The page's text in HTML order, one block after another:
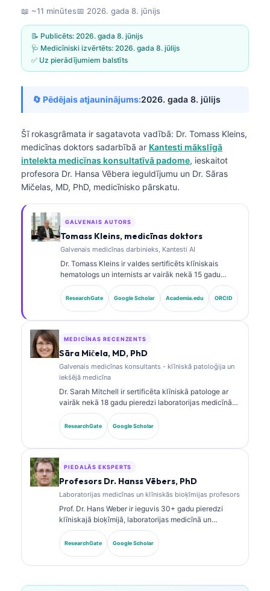
📖 ~11 minūtes📅 2026. gada 8. jūnijs
📝 Publicēts: 2026. gada 8. jūnijs
🩺 Medicīniski izvērtēts: 2026. gada 8. jūlijs
✅ Uz pierādījumiem balstīts
🔄 Pēdējais atjauninājums:2026. gada 8. jūlijs
Šī rokasgrāmata ir sagatavota vadībā: Dr. Tomass Kleins,
medicīnas doktors sadarbībā ar Kantesti mākslīgā
intelekta medicīnas konsultatīvā padome, ieskaitot
profesora Dr. Hansa Vēbera ieguldījumu un Dr. Sāras
Mičelas, MD, PhD, medicīnisko pārskatu.
GALVENAIS AUTORS
Tomass Kleins, medicīnas doktors
Galvenais medicīnas darbinieks, Kantesti AI
Dr. Tomass Kleins ir valdes sertificēts klīniskais
hematologs un internists ar vairāk nekā 15 gadu
pieredzi laboratorijas medicīnā un ar AI atbalstītā
klīniskā analīzē. Kā Kantesti AI galvenais medicīnas
darbinieks viņš nodrošina klīnisku uzraudzību par
interpretāciju un laboratorijas diagnostiku
laboratorijas medicīnas jomā.
ResearchGate Google Scholar Academia.edu ORCID
MEDICĪNAS RECENZENTS
Sāra Mičela, MD, PhD
Galvenais medicīnas konsultants - klīniskā patoloģija un
iekšējā medicīna
Dr. Sarah Mitchell ir sertificēta klīniskā patologe ar
vairāk nekā 18 gadu pieredzi laboratorijas medicīnā
un diagnostikas analīzē. Viņai ir specializētas
sertifikācijas klīniskajā ķīmijā, un viņa plaši
publicējusi pētījumus par biomarķieru paneļiem un
ResearchGate Google Scholar
PIEDALĀS EKSPERTS
Profesors Dr. Hanss Vēbers, PhD
Laboratorijas medicīnas un klīniskās bioķīmijas profesors
Prof. Dr. Hans Weber ir ieguvis 30+ gadu pieredzi
klīniskajā bioķīmijā, laboratorijas medicīnā un
biomarķieru pētniecībā. Bijušais Vācijas Klīniskās
ķīmijas biedrības prezidents, viņš specializējas
diagnostikas paneļu analīzē, biomarķieru
ResearchGate Google Scholar